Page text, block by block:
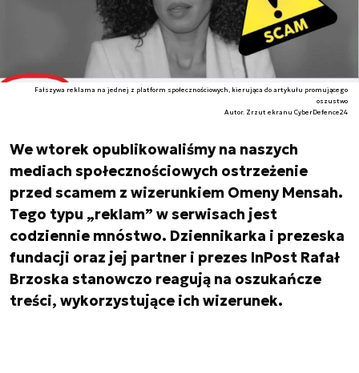
Fałszywa reklama na jednej z platform społecznościowych, kierująca do artykułu promującego
oszustwo
Autor. Zrzut ekranu CyberDefence24
We wtorek opublikowaliśmy na naszych
mediach społecznościowych ostrzeżenie
przed scamem z wizerunkiem Omeny Mensah.
Tego typu „reklam” w serwisach jest
codziennie mnóstwo. Dziennikarka i prezeska
fundacji oraz jej partner i prezes InPost Rafał
Brzoska stanowczo reagują na oszukańcze
treści, wykorzystujące ich wizerunek.